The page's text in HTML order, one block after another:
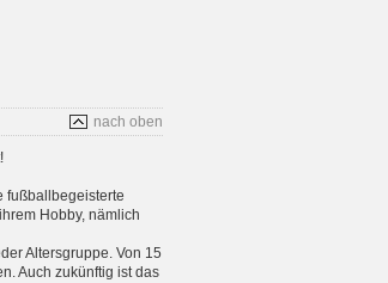
nach oben
fußballbegeisterte
Hobby, nämlich
Altersgruppe. Von 15
Auch zukünftig ist das